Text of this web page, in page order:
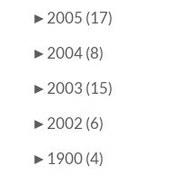
► 2005 (17)
► 2004 (8)
► 2003 (15)
► 2002 (6)
► 1900 (4)